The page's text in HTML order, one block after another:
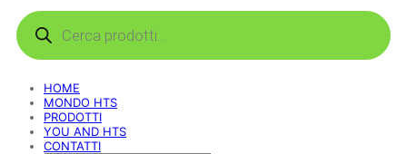
Products
search
HOME
MONDO HTS
PRODOTTI
YOU AND HTS
CONTATTI